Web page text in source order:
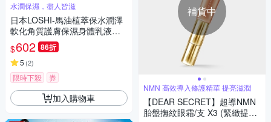
水潤保濕，盡人皆滋
日本LOSHI-馬油植萃保水潤澤
軟化角質護膚保濕身體乳液按
壓瓶485ml/黃瓶(滋潤肌膚萬用
霜,多效護理精華油,美體保養乳
霜)
$602 86折
5 (2)
限時下殺 券
加入購物車
補貨中
NMN 高效導入修護精華 提亮滋潤
【DEAR SECRET】超導NMN
胎盤撫紋眼霜/支 X3 (緊緻提亮